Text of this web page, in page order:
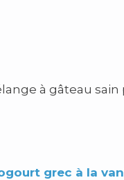
à gâteau sain
grec à la